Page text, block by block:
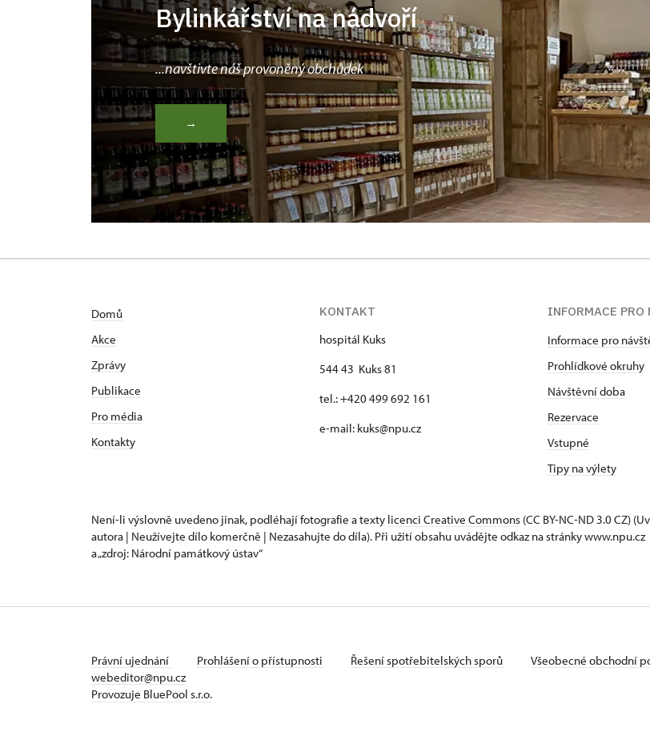
Bylinkářství na nádvoří
...navštivte náš provoněný obchůdek
→
Domů
Akce
Zprávy
Publikace
Pro média
Kontakty
KONTAKT
hospitál Kuks
544 43 Kuks 81
tel.: +420 499 692 161
e-mail: kuks@npu.cz
INFORMACE PRO
Informace pro
Prohlídkové okruhy
Návštěvní doba
Rezervace
Vstupné
Tipy na výlety
Není-li výslovně uvedeno jinak, podléhají fotografie a texty licenci Creative Commons (CC BY-NC-ND 3.0 CZ)
autora | Neužívejte dílo komerčně | Nezasahujte do díla). Při užití obsahu uvádějte odkaz na stránky www.npu.cz
a „zdroj: Národní památkový ústav“
Právní ujednání Prohlášení o přístupnosti Řešení spotřebitelských sporů Všeobecné obchodní
webeditor@npu.cz
Provozuje BluePool s.r.o.